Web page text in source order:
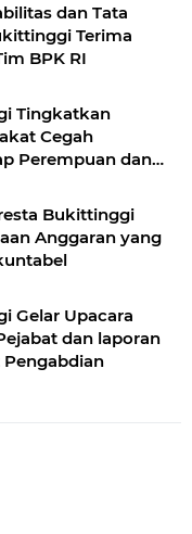
dan Tata
Terima
BPK RI
Tingkatkan
Cegah
Perempuan dan
Bukittinggi
Anggaran yang
Gelar Upacara
dan laporan